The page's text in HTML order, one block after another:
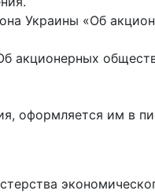
Украины «Об
акционерных
оформляется им в